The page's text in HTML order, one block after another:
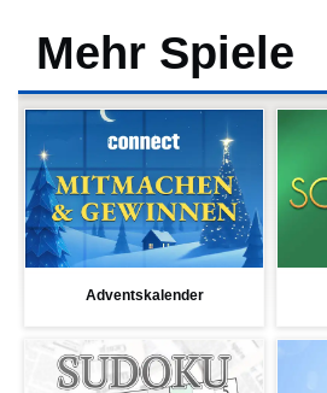
Mehr Spiele
Adventskalender